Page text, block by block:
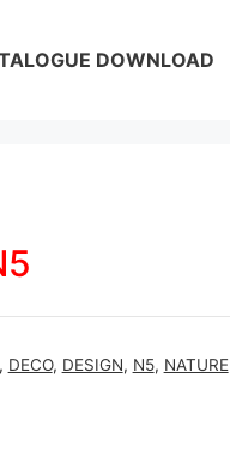
DOWNLOAD
, DECO, DESIGN, N5, NATURE